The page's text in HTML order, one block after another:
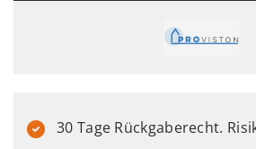
30 Tage Rückgaberecht.